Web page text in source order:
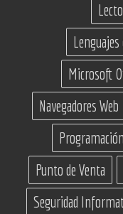
Microsoft
Navegadores Web
Punto de Venta
Seguridad